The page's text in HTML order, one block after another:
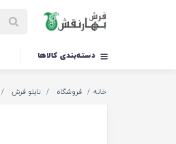
دسته‌بندی کالاها
خانه فروشگاه تابلو فرش